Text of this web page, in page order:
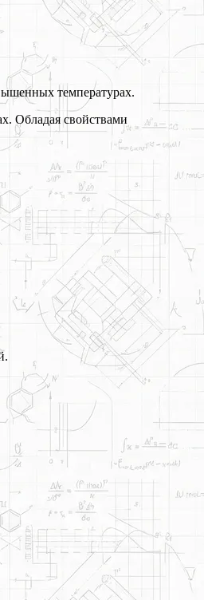
температурах.
Обладая свойствами